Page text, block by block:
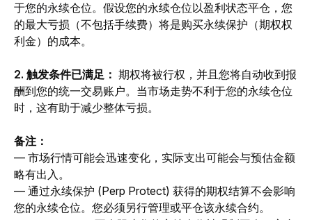
于您的永续仓位。假设您的永续仓位以盈利状态平仓，您
的最大亏损（不包括手续费）将是购买永续保护（期权权
利金）的成本。
2. 触发条件已满足： 期权将被行权，并且您将自动收到报
酬到您的统一交易账户。当市场走势不利于您的永续仓位
时，这有助于减少整体亏损。
备注：
— 市场行情可能会迅速变化，实际支出可能会与预估金额
略有出入。
— 通过永续保护 (Perp Protect) 获得的期权结算不会影响
您的永续仓位。您必须另行管理或平仓该永续合约。